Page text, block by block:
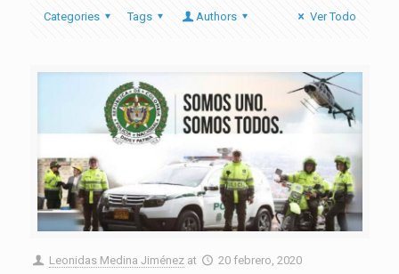
Categories Tags Authors Ver Todo
Leonidas Medina Jiménez at 20 febrero, 2020